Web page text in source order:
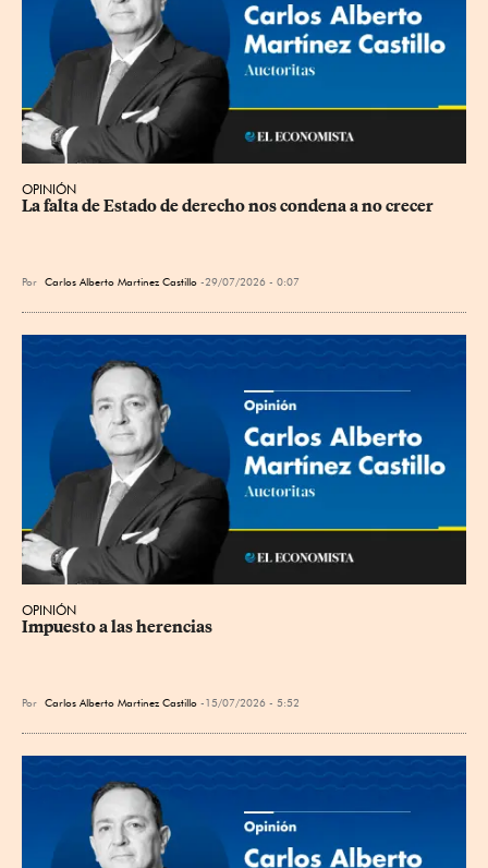
OPINIÓN
La falta de Estado de derecho nos condena a no crecer
Por Carlos Alberto Martinez Castillo 29/07/2026 - 0:07
OPINIÓN
Impuesto a las herencias
Por Carlos Alberto Martinez Castillo 15/07/2026 - 5:52